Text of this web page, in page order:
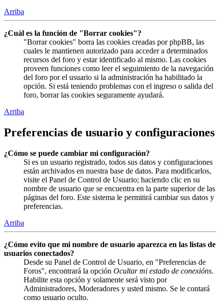
Arriba
¿Cuál es la función de "Borrar cookies"?
"Borrar cookies" borra las cookies creadas por phpBB, las
cuales le mantienen autorizado para acceder a determinados
recursos del foro y estar identificado al mismo. Las cookies
proveen funciones como leer el seguimiento de la navegación
del foro por el usuario si la administración ha habilitado la
opción. Si está teniendo problemas con el ingreso o salida del
foro, borrar las cookies seguramente ayudará.
Arriba
Preferencias de usuario y configuraciones
¿Cómo se puede cambiar mi configuración?
Si es un usuario registrado, todos sus datos y configuraciones
están archivados en nuestra base de datos. Para modificarlos,
visite el Panel de Control de Usuario; haciendo clic en su
nombre de usuario que se encuentra en la parte superior de las
páginas del foro. Este sistema le permitirá cambiar sus datos y
preferencias.
Arriba
¿Cómo evito que mi nombre de usuario aparezca en las listas de
usuarios conectados?
Desde su Panel de Control de Usuario, en "Preferencias de
Foros", encontrará la opción Ocultar mi estado de conexións.
Habilite esta opción y solamente será visto por
Administradores, Moderadores y usted mismo. Se le contará
como usuario oculto.